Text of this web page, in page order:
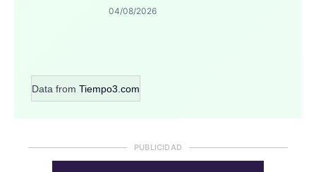
04/08/2026
Data from Tiempo3.com
PUBLICIDAD